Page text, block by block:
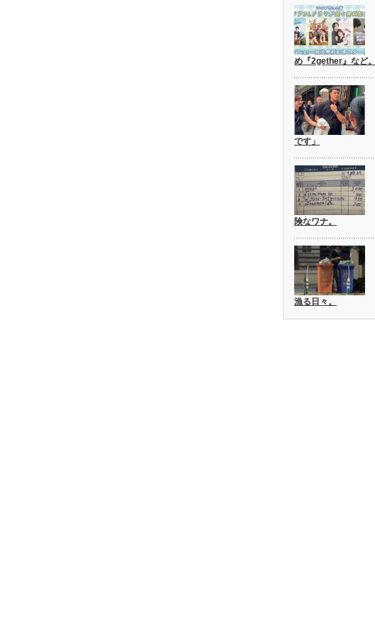
め『2gether』など。
です」
険なワナ。
漁る日々。